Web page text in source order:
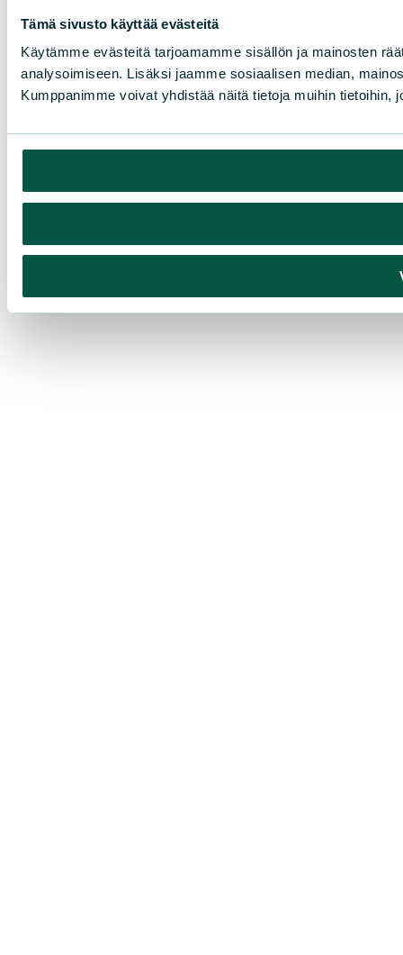
Tämä sivusto käyttää evästeitä
Käytämme evästeitä tarjoamamme sisällön ja mainosten
analysoimiseen. Lisäksi jaamme sosiaalisen median,
Kumppanimme voivat yhdistää näitä tietoja muihin tietoihin,